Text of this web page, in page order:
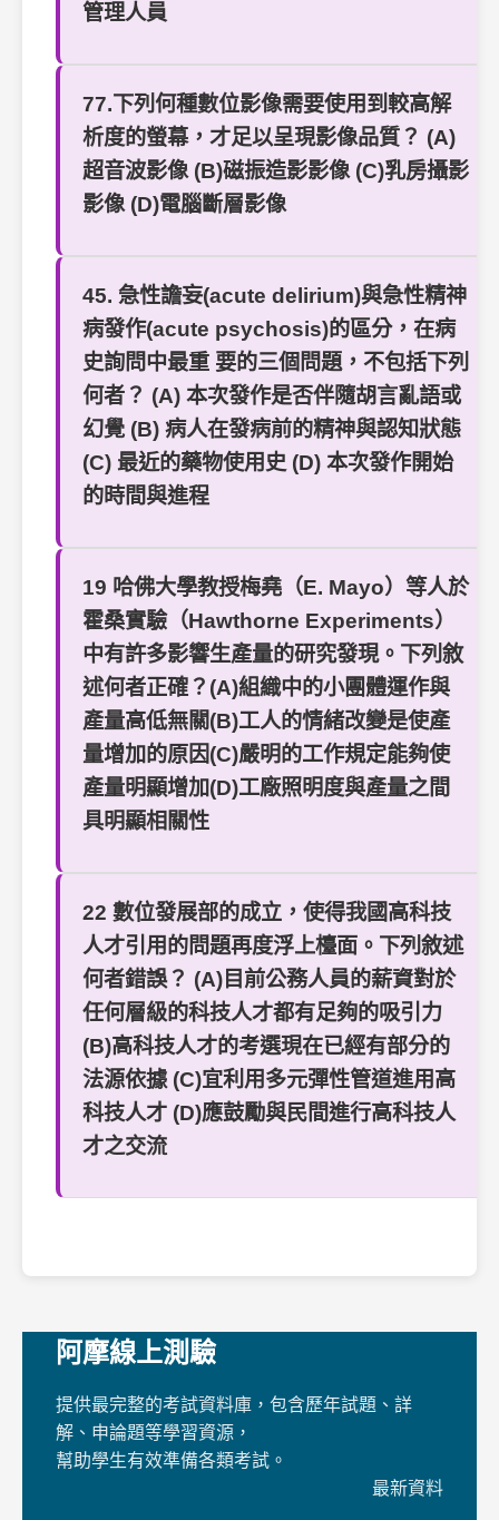
管理人員
77.下列何種數位影像需要使用到較高解
析度的螢幕，才足以呈現影像品質？ (A)
超音波影像 (B)磁振造影影像 (C)乳房攝影
影像 (D)電腦斷層影像
45. 急性譫妄(acute delirium)與急性精神
病發作(acute psychosis)的區分，在病
史詢問中最重 要的三個問題，不包括下列
何者？ (A) 本次發作是否伴隨胡言亂語或
幻覺 (B) 病人在發病前的精神與認知狀態
(C) 最近的藥物使用史 (D) 本次發作開始
的時間與進程
19 哈佛大學教授梅堯（E. Mayo）等人於
霍桑實驗（Hawthorne Experiments）
中有許多影響生產量的研究發現。下列敘
述何者正確？(A)組織中的小團體運作與
產量高低無關(B)工人的情緒改變是使產
量增加的原因(C)嚴明的工作規定能夠使
產量明顯增加(D)工廠照明度與產量之間
具明顯相關性
22 數位發展部的成立，使得我國高科技
人才引用的問題再度浮上檯面。下列敘述
何者錯誤？ (A)目前公務人員的薪資對於
任何層級的科技人才都有足夠的吸引力
(B)高科技人才的考選現在已經有部分的
法源依據 (C)宜利用多元彈性管道進用高
科技人才 (D)應鼓勵與民間進行高科技人
才之交流
阿摩線上測驗
提供最完整的考試資料庫，包含歷年試題、詳
解、申論題等學習資源，
幫助學生有效準備各類考試。
最新資料